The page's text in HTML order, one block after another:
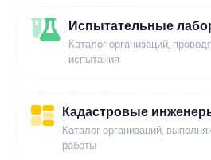
Испытательные
Каталог организаций,
испытания
Кадастровые
Каталог организаций,
работы